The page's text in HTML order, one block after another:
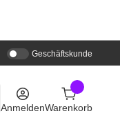
Geschäftskunde
AnmeldenWarenkorb